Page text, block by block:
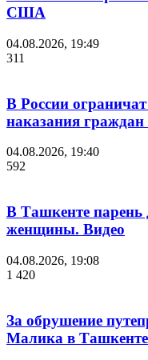
США
04.08.2026, 19:49
311
В России
наказания
04.08.2026, 19:40
592
В Ташкенте парень
женщины. Видео
04.08.2026, 19:08
1 420
За обрушение
Малика в